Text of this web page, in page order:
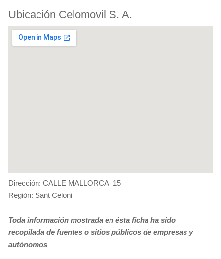
Ubicación Celomovil S. A.
Dirección: CALLE MALLORCA, 15
Región: Sant Celoni
Toda información mostrada en ésta ficha ha sido
recopilada de fuentes o sitios públicos de empresas y
autónomos